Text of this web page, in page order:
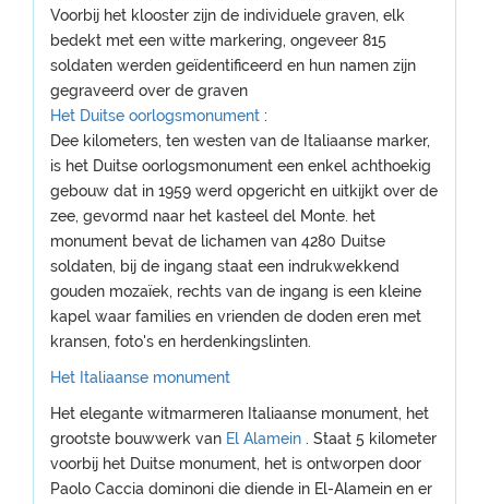
Voorbij het klooster zijn de individuele graven, elk
bedekt met een witte markering, ongeveer 815
soldaten werden geïdentificeerd en hun namen zijn
gegraveerd over de graven
Het Duitse oorlogsmonument :
Dee kilometers, ten westen van de Italiaanse marker,
is het Duitse oorlogsmonument een enkel achthoekig
gebouw dat in 1959 werd opgericht en uitkijkt over de
zee, gevormd naar het kasteel del Monte. het
monument bevat de lichamen van 4280 Duitse
soldaten, bij de ingang staat een indrukwekkend
gouden mozaïek, rechts van de ingang is een kleine
kapel waar families en vrienden de doden eren met
kransen, foto's en herdenkingslinten.
Het Italiaanse monument
Het elegante witmarmeren Italiaanse monument, het
grootste bouwwerk van El Alamein . Staat 5 kilometer
voorbij het Duitse monument, het is ontworpen door
Paolo Caccia dominoni die diende in El-Alamein en er